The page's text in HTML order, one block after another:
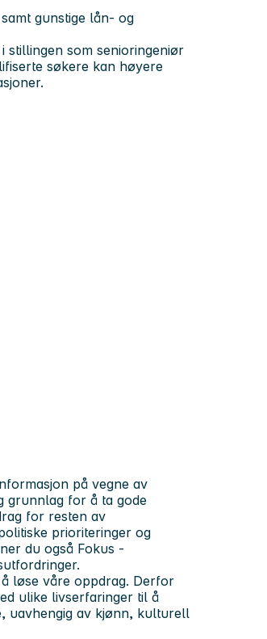
gunstige lån- og
som senioringeniør
søkere kan høyere
på vegne av
grunnlag for å ta gode
for resten av
prioriteringer og
du også Fokus -
løse våre oppdrag. Derfor
ulike livserfaringer til å
uavhengig av kjønn, kulturell